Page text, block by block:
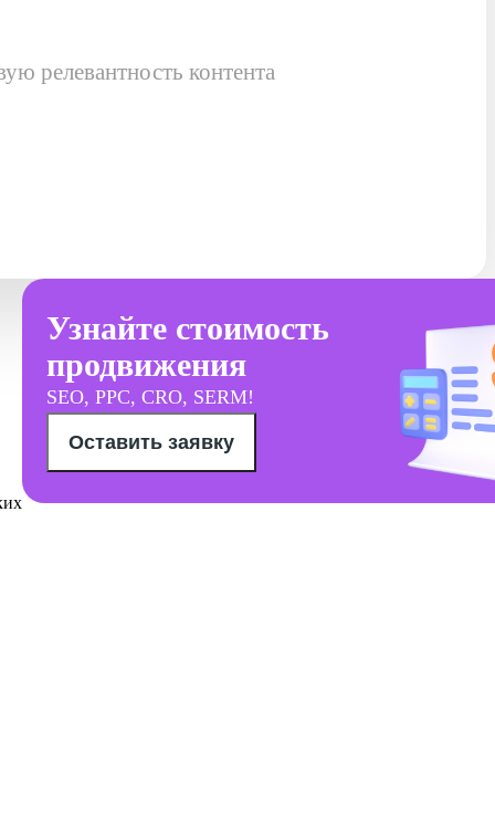
релевантность контента
Узнайте стоимость
продвижения
SEO, PPC, CRO, SERM!
Оставить заявку